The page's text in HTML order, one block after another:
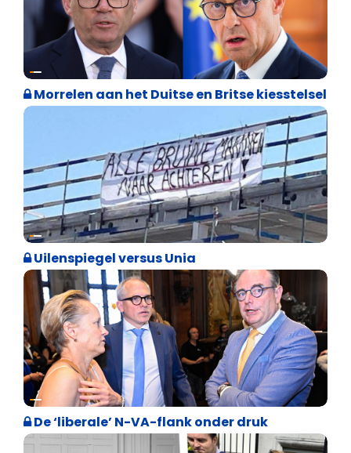
Internationale politiek
Morrelen aan het Duitse en Britse kiesstelsel
Cultuuroorlog
Uilenspiegel versus Unia
Binnenland politiek
De ‘liberale’ N-VA-flank onder druk